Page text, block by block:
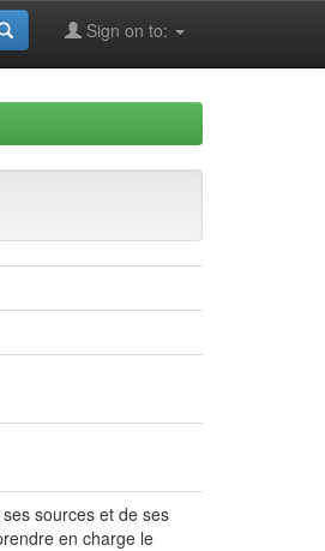
Sign on to:
sources et de ses
en charge le